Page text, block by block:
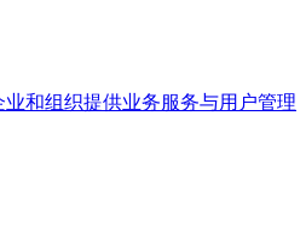
和组织提供业务服务与用户管理